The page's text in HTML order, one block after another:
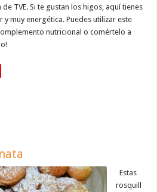
TVE. Si te gustan los higos, aquí tienes
y muy energética. Puedes utilizar este
nutricional o comértelo a
Estas
rosquill